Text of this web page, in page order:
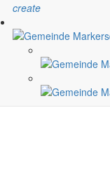
create